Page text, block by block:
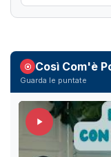
Così Com'è
Guarda le puntate